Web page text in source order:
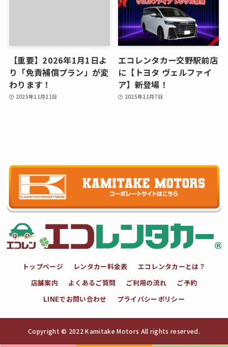
【重要】2026年1月1日よ
り「免責補償プラン」が変
わります！
2025年11月21日
エコレンタカー交野駅前店
に【トヨタ ヴェルファイ
ア】新登場！
2025年11月7日
トップページ レンタカー料金表
エコレンタカーとは？
店舗案内
よくあるご質問 ご利用の流れ
ご予約
LINEでお問い合わせ
プライバシーポリシー
Copyright © 2022 Kamitake Motors All rights reserved.